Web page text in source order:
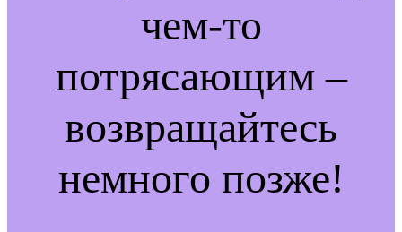
чем-то
потрясающим –
возвращайтесь
немного позже!